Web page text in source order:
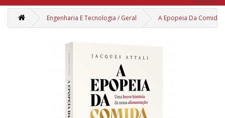
Engenharia E Tecnologia / Geral A Epopeia Da